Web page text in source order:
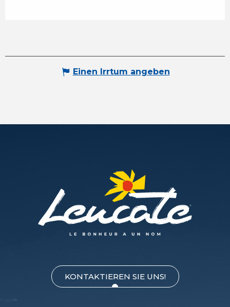
Einen Irrtum angeben
KONTAKTIEREN SIE UNS!